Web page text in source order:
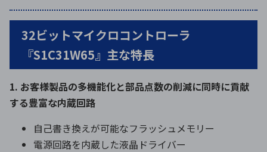
32ビットマイクロコントローラ
『S1C31W65』主な特長
1. お客様製品の多機能化と部品点数の削減に同時に貢献
する豊富な内蔵回路
自己書き換えが可能なフラッシュメモリー
電源回路を内蔵した液晶ドライバー